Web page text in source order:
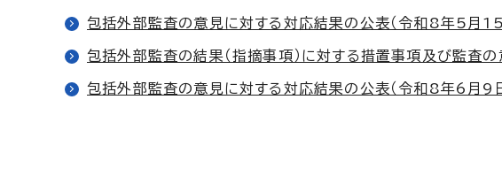
包括外部監査の意見に対する対応結果の公表（令和8年5月15
包括外部監査の結果（指摘事項）に対する措置事項及び監査
包括外部監査の意見に対する対応結果の公表（令和8年6月9